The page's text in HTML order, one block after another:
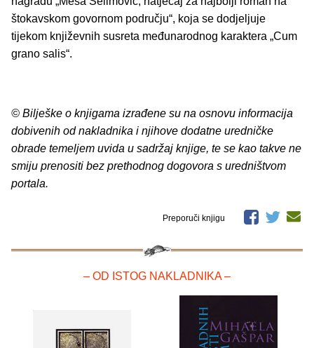
štokavskom govornom području“, koja se dodjeljuje
tijekom književnih susreta međunarodnog karaktera „Cum
grano salis“.
© Bilješke o knjigama izrađene su na osnovu informacija
dobivenih od nakladnika i njihove dodatne uredničke
obrade temeljem uvida u sadržaj knjige, te se kao takve ne
smiju prenositi bez prethodnog dogovora s uredništvom
portala.
Preporuči knjigu
– OD ISTOG NAKLADNIKA –